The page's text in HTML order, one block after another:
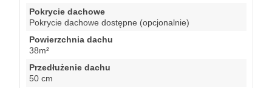
Pokrycie dachowe
Pokrycie dachowe dostępne (opcjonalnie)
Powierzchnia dachu
38m²
Przedłużenie dachu
50 cm